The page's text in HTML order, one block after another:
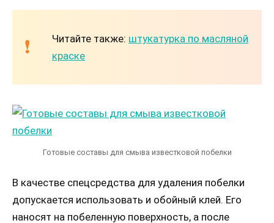
Читайте также: штукатурка по масляной
краске
Готовые составы для смыва известковой побелки
В качестве спецсредства для удаления побелки
допускается использовать и обойный клей. Его
наносят на побеленную поверхность, а после